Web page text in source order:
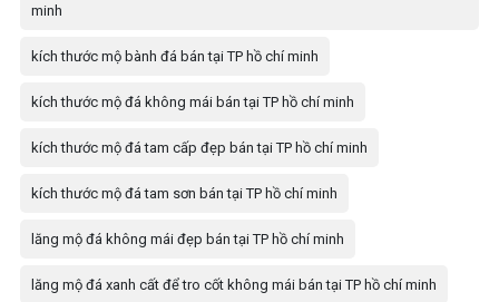
minh
kích thước mộ bành đá bán tại TP hồ chí minh
kích thước mộ đá không mái bán tại TP hồ chí minh
kích thước mộ đá tam cấp đẹp bán tại TP hồ chí minh
kích thước mộ đá tam sơn bán tại TP hồ chí minh
lăng mộ đá không mái đẹp bán tại TP hồ chí minh
lăng mộ đá xanh cất để tro cốt không mái bán tại TP hồ chí minh